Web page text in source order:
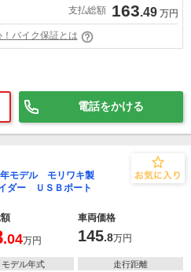
支払総額 163.49 万円
バイク保証とは
電話をかける
モデル モリワキ製
ダー ＵＳＢポート
車両価格
.04万円 145.8万円
モデル年式
走行距離